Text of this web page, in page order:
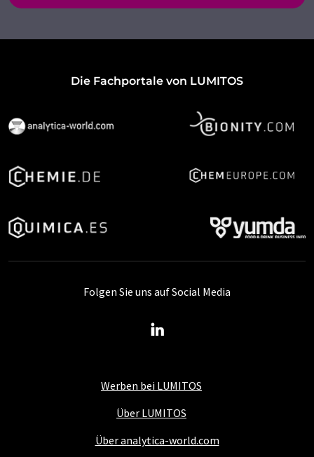
Die Fachportale von LUMITOS
Werben bei LUMITOS
Über LUMITOS
Über analytica-world.com
Folgen Sie uns auf Social Media